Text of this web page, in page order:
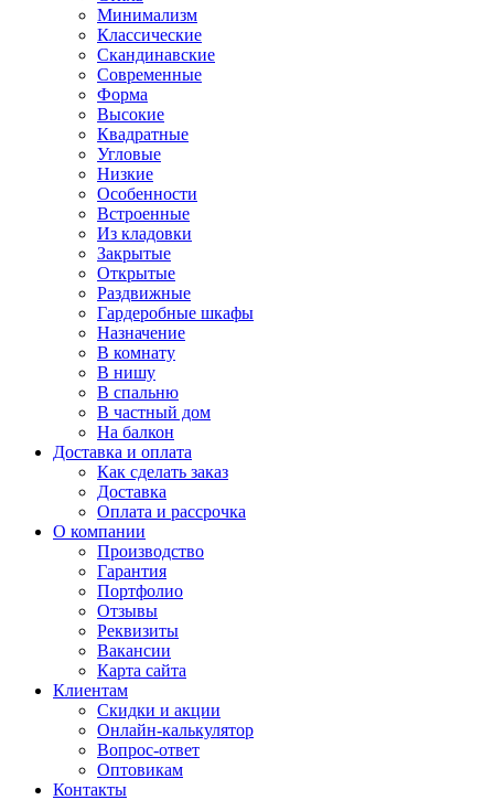
Минимализм
Классические
Скандинавские
Современные
Форма
Высокие
Квадратные
Угловые
Низкие
Особенности
Встроенные
Из кладовки
Закрытые
Открытые
Раздвижные
Гардеробные шкафы
Назначение
В комнату
В нишу
В спальню
В частный дом
На балкон
Доставка и оплата
Как сделать заказ
Доставка
Оплата и рассрочка
О компании
Производство
Гарантия
Портфолио
Отзывы
Реквизиты
Вакансии
Карта сайта
Клиентам
Скидки и акции
Онлайн-калькулятор
Вопрос-ответ
Оптовикам
Контакты